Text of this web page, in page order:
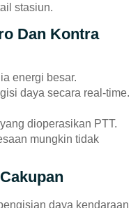
stasiun.
Dan Kontra
energi besar.
daya secara real-time.
dioperasikan PTT.
mungkin tidak
daya kendaraan